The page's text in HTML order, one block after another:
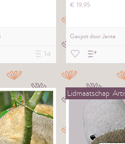
14
€ 19,95
Gespot doorJente
Lidmaatschap